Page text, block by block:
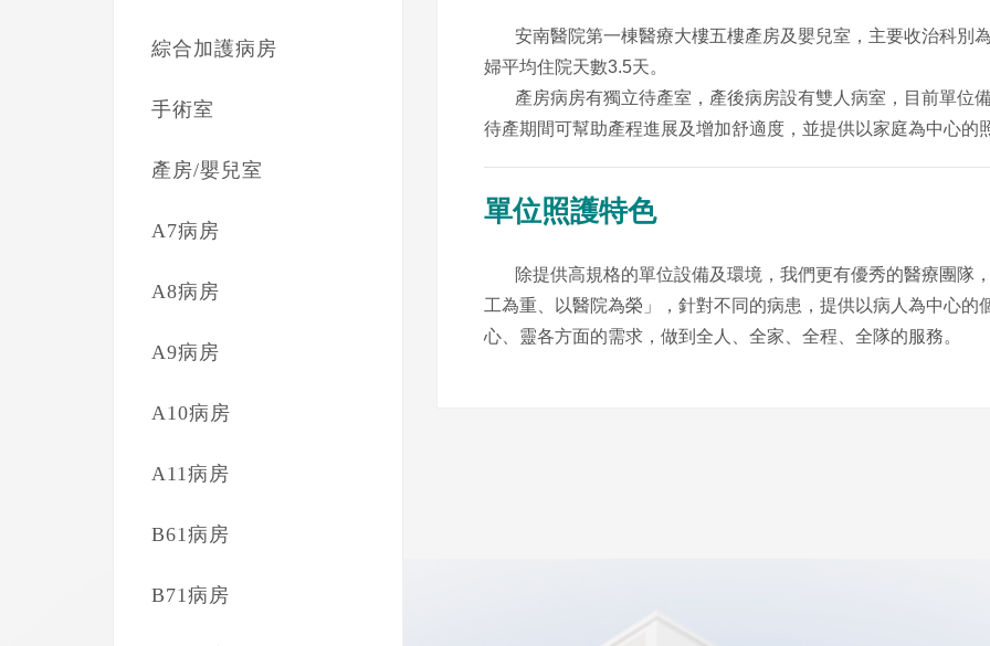
綜合加護病房
手術室
產房/嬰兒室
A7病房
A8病房
A9病房
A10病房
A11病房
B61病房
B71病房
安南醫院第一棟醫療大樓五樓產房及嬰兒室，主要收治科別
婦平均住院天數3.5天。
產房病房有獨立待產室，產後病房設有雙人病室，目前單位
待產期間可幫助產程進展及增加舒適度，並提供以家庭為中心的
單位照護特色
除提供高規格的單位設備及環境，我們更有優秀的醫療團隊
工為重、以醫院為榮」，針對不同的病患，提供以病人為中心的
心、靈各方面的需求，做到全人、全家、全程、全隊的服務。